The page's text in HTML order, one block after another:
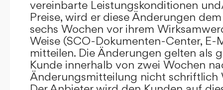
vereinbarte Leistungskonditionen
Preise, wird er diese Änderungen
sechs Wochen vor ihrem
Weise (SCO-Dokumenten-Center, E-
mitteilen. Die Änderungen gelten als
Kunde innerhalb von zwei Wochen
Änderungsmitteilung nicht schriftlich